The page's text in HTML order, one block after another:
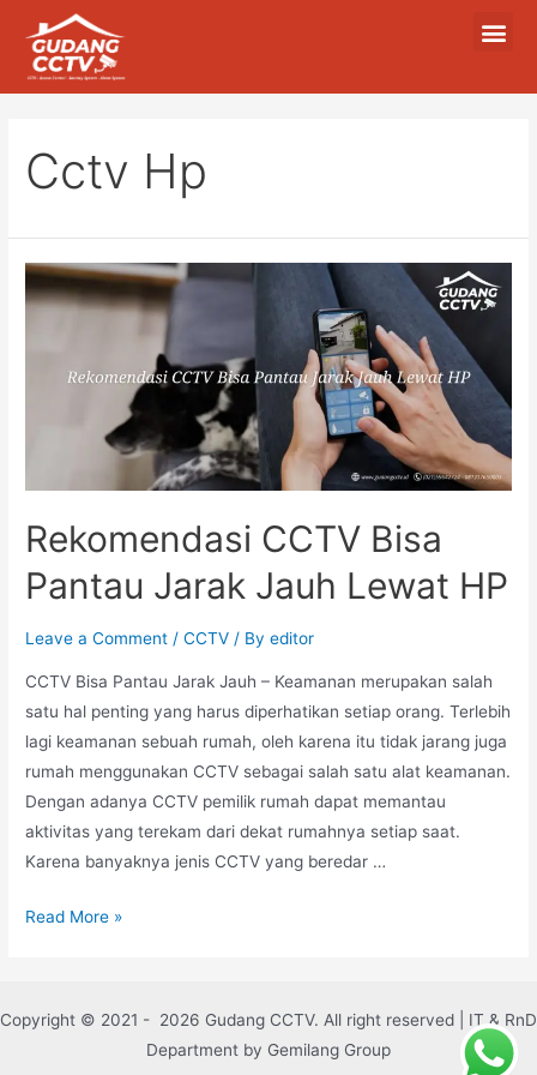
Cctv Hp
Rekomendasi CCTV Bisa
Pantau Jarak Jauh Lewat HP
Leave a Comment /CCTV / Byeditor
CCTV Bisa Pantau Jarak Jauh – Keamanan merupakan salah
satu hal penting yang harus diperhatikan setiap orang. Terlebih
lagi keamanan sebuah rumah, oleh karena itu tidak jarang juga
rumah menggunakan CCTV sebagai salah satu alat keamanan.
Dengan adanya CCTV pemilik rumah dapat memantau
aktivitas yang terekam dari dekat rumahnya setiap saat.
Karena banyaknya jenis CCTV yang beredar …
Read More »
Copyright © 2021 - 2026 Gudang CCTV. All right reserved | IT & RnD
Department by Gemilang Group